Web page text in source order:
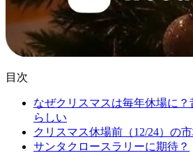
目次
なぜクリスマスは毎年休場に
らしい
クリスマス休場前（12/24）の
サンタクロースラリーに期待？